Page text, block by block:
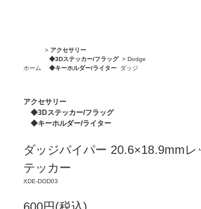
ホーム
> アクセサリー
◆3Dステッカー/フラッグ
◆キーホルダー/ライター
> Dodge
ダッジ
アクセサリー
◆3Dステッカー/フラッグ
◆キーホルダー/ライター
ダッジバイパー 20.6×18.9mmレ
テッカー
XDE-DOD03